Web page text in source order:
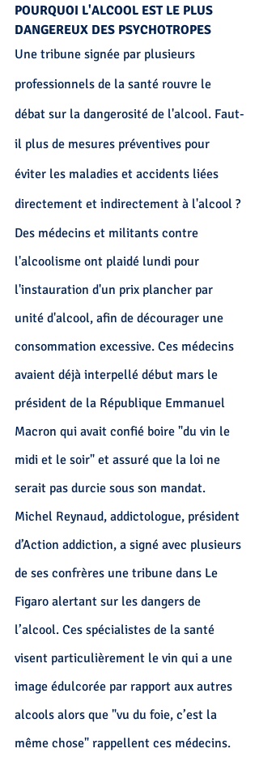
POURQUOI L'ALCOOL EST LE PLUS
DANGEREUX DES PSYCHOTROPES
Une tribune signée par plusieurs
professionnels de la santé rouvre le
débat sur la dangerosité de l'alcool. Faut-
il plus de mesures préventives pour
éviter les maladies et accidents liées
directement et indirectement à l'alcool ?
Des médecins et militants contre
l'alcoolisme ont plaidé lundi pour
l'instauration d'un prix plancher par
unité d'alcool, afin de décourager une
consommation excessive. Ces médecins
avaient déjà interpellé début mars le
président de la République Emmanuel
Macron qui avait confié boire "du vin le
midi et le soir" et assuré que la loi ne
serait pas durcie sous son mandat.
Michel Reynaud, addictologue, président
d’Action addiction, a signé avec plusieurs
de ses confrères une tribune dans Le
Figaro alertant sur les dangers de
l’alcool. Ces spécialistes de la santé
visent particulièrement le vin qui a une
image édulcorée par rapport aux autres
alcools alors que "vu du foie, c’est la
même chose" rappellent ces médecins.